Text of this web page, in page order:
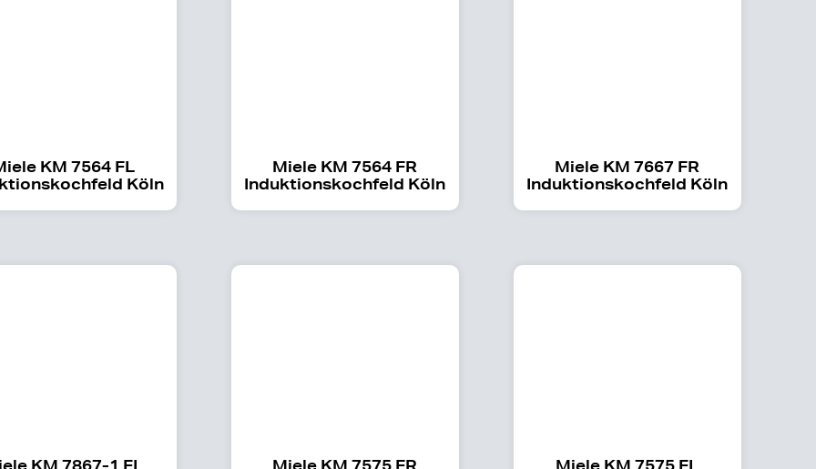
KM 7564 FL
Köln
Miele KM 7564 FR
Induktionskochfeld Köln
Miele KM 7667 FR
Induktionskochfeld Köln
KM 7867-1 FL Miele KM 7575 FR Miele KM 7575 FL